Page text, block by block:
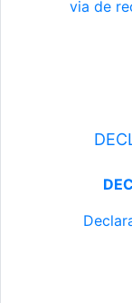
via de